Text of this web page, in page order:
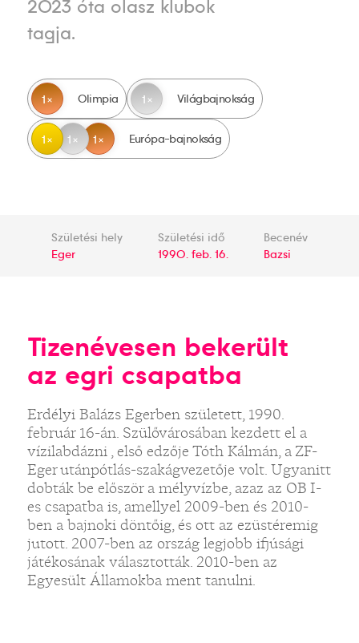
2023 óta olasz klubok
tagja.
1 Olimpia 1 Világbajnokság
1 1 1 Európa-bajnokság
Születési hely
Eger
Születési idő
1990. feb. 16.
Becenév
Bazsi
Tizenévesen bekerült
az egri csapatba
Erdélyi Balázs Egerben született, 1990.
február 16-án. Szülővárosában kezdett el a
vízilabdázni , első edzője Tóth Kálmán, a ZF-
Eger utánpótlás-szakágvezetője volt. Ugyanitt
dobták be először a mélyvízbe, azaz az OB I-
es csapatba is, amellyel 2009-ben és 2010-
ben a bajnoki döntőig, és ott az ezüstéremig
jutott. 2007-ben az ország legjobb ifjúsági
játékosának választották. 2010-ben az
Egyesült Államokba ment tanulni.